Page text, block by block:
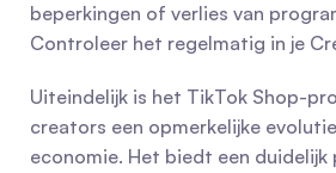
beperkingen of verlies van
Controleer het regelmatig in je
Uiteindelijk is het TikTok Shop-
creators een opmerkelijke
economie. Het biedt een duidelijk